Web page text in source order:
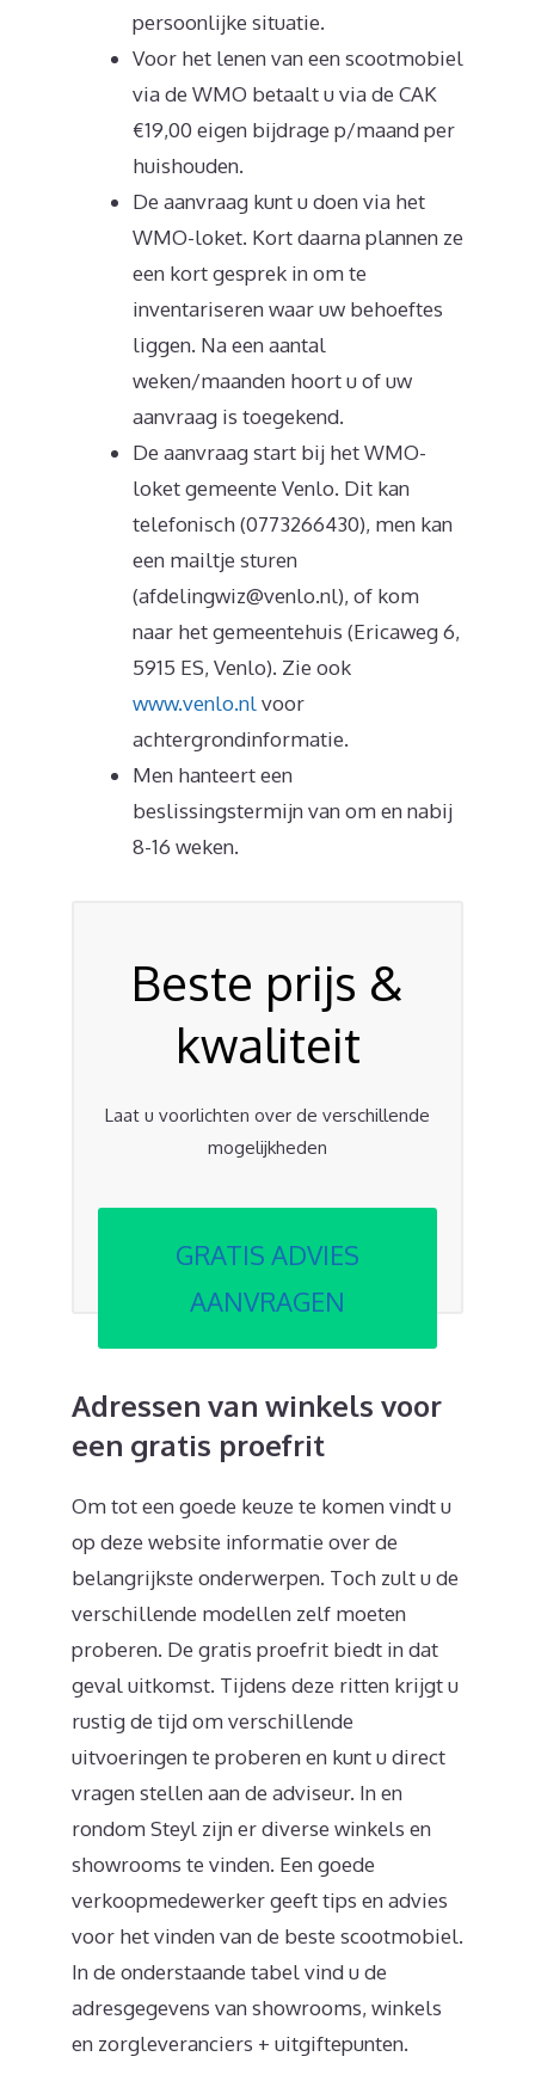
persoonlijke situatie.
Voor het lenen van een scootmobiel
via de WMO betaalt u via de CAK
€19,00 eigen bijdrage p/maand per
huishouden.
De aanvraag kunt u doen via het
WMO-loket. Kort daarna plannen ze
een kort gesprek in om te
inventariseren waar uw behoeftes
liggen. Na een aantal
weken/maanden hoort u of uw
aanvraag is toegekend.
De aanvraag start bij het WMO-
loket gemeente Venlo. Dit kan
telefonisch (0773266430), men kan
een mailtje sturen
(afdelingwiz@venlo.nl), of kom
naar het gemeentehuis (Ericaweg 6,
5915 ES, Venlo). Zie ook
www.venlo.nlvoor
achtergrondinformatie.
Men hanteert een
beslissingstermijn van om en nabij
8-16 weken.
Beste prijs &
kwaliteit
Laat u voorlichten over de verschillende
mogelijkheden
GRATIS ADVIES
AANVRAGEN
Adressen van winkels voor
een gratis proefrit
Om tot een goede keuze te komen vindt u
op deze website informatie over de
belangrijkste onderwerpen. Toch zult u de
verschillende modellen zelf moeten
proberen. De gratis proefrit biedt in dat
geval uitkomst. Tijdens deze ritten krijgt u
rustig de tijd om verschillende
uitvoeringen te proberen en kunt u direct
vragen stellen aan de adviseur. In en
rondom Steyl zijn er diverse winkels en
showrooms te vinden. Een goede
verkoopmedewerker geeft tips en advies
voor het vinden van de beste scootmobiel.
In de onderstaande tabel vind u de
adresgegevens van showrooms, winkels
en zorgleveranciers + uitgiftepunten.